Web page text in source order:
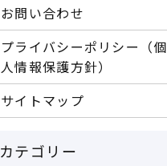
お問い合わせ
プライバシーポリシー（個
人情報保護方針）
サイトマップ